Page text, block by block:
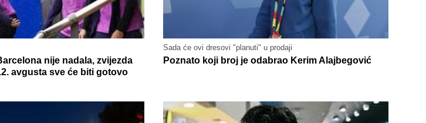
nije nadala, zvijezda
avgusta sve će biti gotovo
Sada će ovi dresovi "planuti" u prodaji
Poznato koji broj je odabrao Kerim Alajbegović